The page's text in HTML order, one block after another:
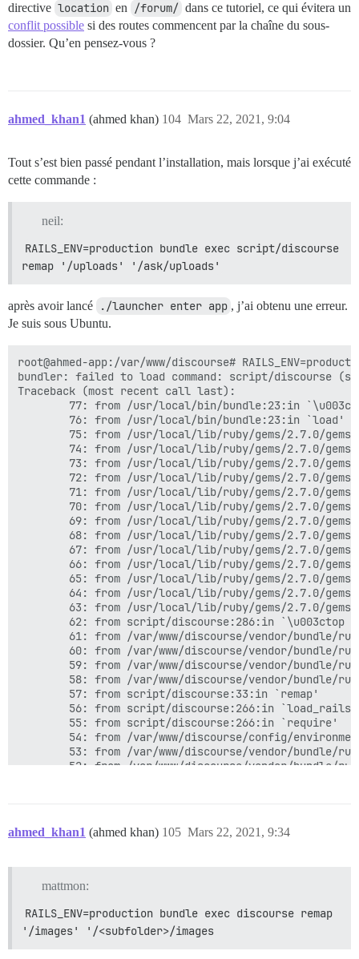
directive location en /forum/ dans ce tutoriel, ce qui évitera un
conflit possible si des routes commencent par la chaîne du sous-
dossier. Qu’en pensez-vous ?
ahmed_khan1 (ahmed khan) Mars 22, 2021, 9:04
104
Tout s’est bien passé pendant l’installation, mais lorsque j’ai exécuté
cette commande :
neil:
RAILS_ENV=production bundle exec script/discourse
remap '/uploads' '/ask/uploads'
après avoir lancé ./launcher enter app , j’ai obtenu une erreur.
Je suis sous Ubuntu.
root@ahmed-app:/var/www/discourse# RAILS_ENV=production bundle exec script/discourse remap '/uploads' '/ask/uploads'
bundler: failed to load command: script/discourse (script/discourse)
Traceback (most recent call last):
        77: from /usr/local/bin/bundle:23:in `\u003cmain\u003e'
        76: from /usr/local/bin/bundle:23:in `load'
        75: from /usr/local/lib/ruby/gems/2.7.0/gems/bundler-2.2.14/exe/bundle:37:in `\u003ctop (required)\u003e'
        74: from /usr/local/lib/ruby/gems/2.7.0/gems/bundler-2.2.14/lib/bundler/friendly_errors.rb:130:in `with_friendly_errors'
        73: from /usr/local/lib/ruby/gems/2.7.0/gems/bundler-2.2.14/exe/bundle:49:in `block in \u003ctop (required)\u003e'
        72: from /usr/local/lib/ruby/gems/2.7.0/gems/bundler-2.2.14/lib/bundler/cli.rb:24:in `start'
        71: from /usr/local/lib/ruby/gems/2.7.0/gems/bundler-2.2.14/lib/bundler/vendor/thor/lib/thor/base.rb:485:in `start'
        70: from /usr/local/lib/ruby/gems/2.7.0/gems/bundler-2.2.14/lib/bundler/cli.rb:30:in `dispatch'
        69: from /usr/local/lib/ruby/gems/2.7.0/gems/bundler-2.2.14/lib/bundler/vendor/thor/lib/thor.rb:392:in `dispatch'
        68: from /usr/local/lib/ruby/gems/2.7.0/gems/bundler-2.2.14/lib/bundler/vendor/thor/lib/thor/invocation.rb:127:in `invoke_command'
        67: from /usr/local/lib/ruby/gems/2.7.0/gems/bundler-2.2.14/lib/bundler/vendor/thor/lib/thor/command.rb:27:in `run'
        66: from /usr/local/lib/ruby/gems/2.7.0/gems/bundler-2.2.14/lib/bundler/cli.rb:494:in `exec'
        65: from /usr/local/lib/ruby/gems/2.7.0/gems/bundler-2.2.14/lib/bundler/cli/exec.rb:28:in `run'
        64: from /usr/local/lib/ruby/gems/2.7.0/gems/bundler-2.2.14/lib/bundler/cli/exec.rb:63:in `kernel_load'
        63: from /usr/local/lib/ruby/gems/2.7.0/gems/bundler-2.2.14/lib/bundler/cli/exec.rb:63:in `load'
        62: from script/discourse:286:in `\u003ctop (required)\u003e'
        61: from /var/www/discourse/vendor/bundle/ruby/2.7.0/gems/thor-1.1.0/lib/thor/base.rb:485:in `start'
        60: from /var/www/discourse/vendor/bundle/ruby/2.7.0/gems/thor-1.1.0/lib/thor.rb:392:in `dispatch'
        59: from /var/www/discourse/vendor/bundle/ruby/2.7.0/gems/thor-1.1.0/lib/thor/invocation.rb:127:in `invoke_command'
        58: from /var/www/discourse/vendor/bundle/ruby/2.7.0/gems/thor-1.1.0/lib/thor/command.rb:27:in `run'
        57: from script/discourse:33:in `remap'
        56: from script/discourse:266:in `load_rails'
        55: from script/discourse:266:in `require'
        54: from /var/www/discourse/config/environment.rb:7:in `\u003ctop (required)\u003e'
        53: from /var/www/discourse/vendor/bundle/ruby/2.7.0/gems/railties-6.0.3.5/lib/rails/railtie.rb:190:in `method_missing'
        52: from /var/www/discourse/vendor/bundle/ruby/2.7.0/gems/railties-6.0.3.5/lib/rails/railtie.rb:190:in `public_send'
        51: from /var/www/discourse/vendor/bundle/ruby/2.7.0/gems/railties-6.0.3.5/lib/rails/application.rb:363:in `initialize!'
        50: from /var/www/discourse/vendor/bundle/ruby/2.7.0/gems/railties-6.0.3.5/lib/rails/initializable.rb:60:in `run_initializers'
        49: from /usr/local/lib/ruby/2.7.0/tsort.rb:205:in `tsort_each'
        48: from /usr/local/lib/ruby/2.7.0/tsort.rb:226:in `tsort_each'
        47: from /usr/local/lib/ruby/2.7.0/tsort.rb:347:in `each_strongly_connected_component'
        46: from /usr/local/lib/ruby/2.7.0/tsort.rb:347:in `call'
        45: from /usr/local/lib/ruby/2.7.0/tsort.rb:347:in `each'
        44: from /usr/local/lib/ruby/2.7.0/tsort.rb:349:in `block in each_strongly_connected_component'
        43: from /usr/local/lib/ruby/2.7.0/tsort.rb:415:in `each_strongly_connected_component_from'
        42: from /usr/local/lib/ruby/2.7.0/tsort.rb:415:in `call'
        41: from /var/www/discourse/vendor/bundle/ruby/2.7.0/gems/railties-6.0.3.5/lib/rails/initializable.rb:50:in `tsort_each_child'
        40: from /var/www/discourse/vendor/bundle/ruby/2.7.0/gems/railties-6.0.3.5/lib/rails/initializable.rb:50:in `each'
        39: from /usr/local/lib/ruby/2.7.0/tsort.rb:421:in `block in each_strongly_connected_component_from'
        38: from /usr/local/lib/ruby/2.7.0/tsort.rb:431:in `each_strongly_connected_component_from'
        37: from /usr/local/lib/ruby/2.7.0/tsort.rb:422:in `block (2 levels) in each_strongly_connected_component_from'
        36: from /usr/local/lib/ruby/2.7.0/tsort.rb:350:in `block (2 levels) in each_strongly_connected_component'
        35: from /usr/local/lib/ruby/2.7.0/
ahmed_khan1 (ahmed khan) Mars 22, 2021, 9:34
105
mattmon:
RAILS_ENV=production bundle exec discourse remap
'/images' '/<subfolder>/images